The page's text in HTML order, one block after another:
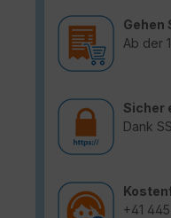
Gehen
Ab der
Sicher
Dank
+41